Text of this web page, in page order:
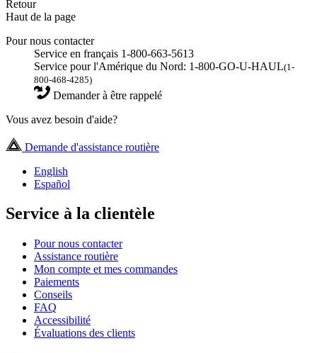
Retour
Haut de la page
Pour nous contacter
Service en français 1-800-663-5613
Service pour l'Amérique du Nord: 1-800-GO-U-HAUL(1-
800-468-4285)
Demander à être rappelé
Vous avez besoin d'aide?
Demande d'assistance routière
English
Español
Service à la clientèle
Pour nous contacter
Assistance routière
Mon compte et mes commandes
Paiements
Conseils
FAQ
Accessibilité
Évaluations des clients